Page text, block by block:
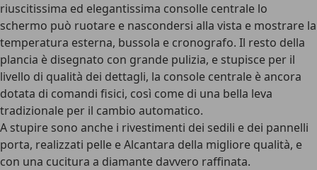
riuscitissima ed elegantissima consolle centrale lo
schermo può ruotare e nascondersi alla vista e mostrare la
temperatura esterna, bussola e cronografo. Il resto della
plancia è disegnato con grande pulizia, e stupisce per il
livello di qualità dei dettagli, la console centrale è ancora
dotata di comandi fisici, così come di una bella leva
tradizionale per il cambio automatico.
A stupire sono anche i rivestimenti dei sedili e dei pannelli
porta, realizzati pelle e Alcantara della migliore qualità, e
con una cucitura a diamante davvero raffinata.